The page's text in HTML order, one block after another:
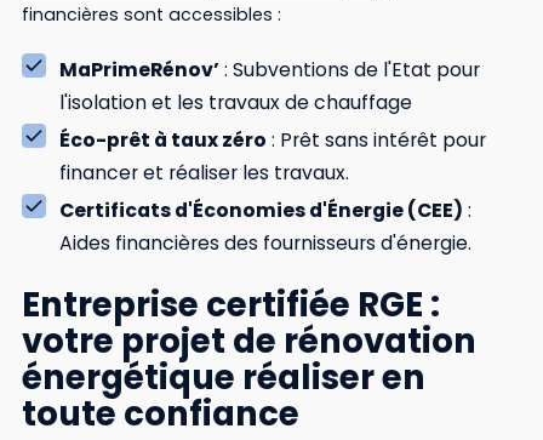
financières sont accessibles :
MaPrimeRénov’: Subventions de l'Etat pour
l'isolation et les travaux de chauffage
Éco-prêt à taux zéro : Prêt sans intérêt pour
financer et réaliser les travaux.
Certificats d'Économies d'Énergie (CEE) :
Aides financières des fournisseurs d'énergie.
Entreprise certifiée RGE :
votre projet de rénovation
énergétique réaliser en
toute confiance